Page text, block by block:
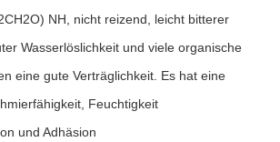
NH, nicht reizend, leicht bitterer
Wasserlöslichkeit und viele organische
eine gute Verträglichkeit. Es hat eine
Feuchtigkeit
und Adhäsion